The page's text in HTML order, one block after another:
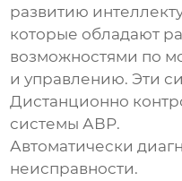
развитию
которые обладают
возможностями по
и управлению. Эти
Дистанционно
системы АВР.
Автоматически
неисправности.